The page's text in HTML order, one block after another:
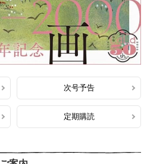
次号予告
定期購読